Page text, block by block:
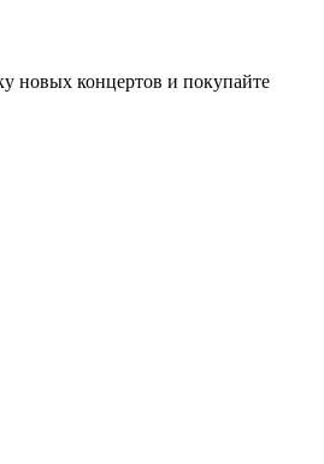
новых концертов и покупайте